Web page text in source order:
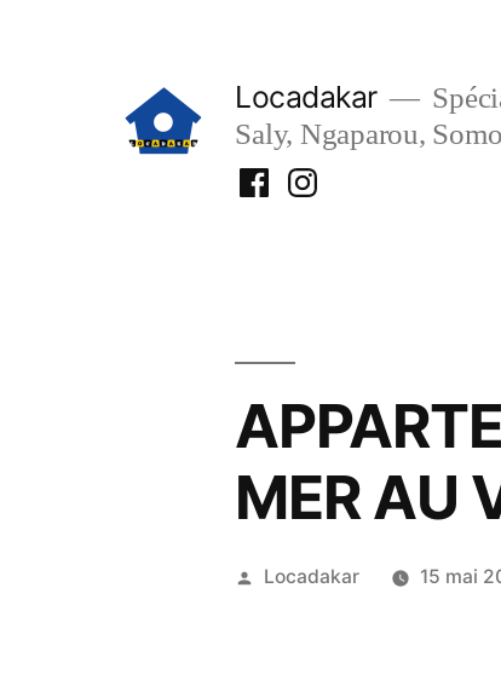
Locadakar
Saly, Ngaparou,
FacebookInstagram
MER AU
Publié
Locadakar 15 mai